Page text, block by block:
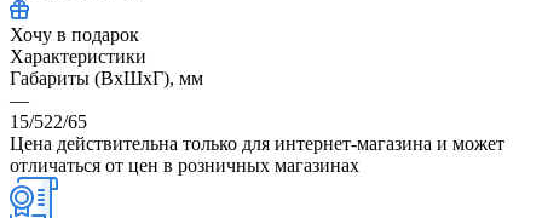
Хочу в подарок
Характеристики
Габариты (ВхШхГ), мм
—
15/522/65
Цена действительна только для интернет-магазина и может
отличаться от цен в розничных магазинах